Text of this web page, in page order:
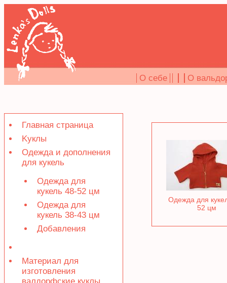
O себе О
Главная страница
Kуклы
Одежда и дополнения
для кукель
Oдежда для
кукель 48-52 цм
Oдежда для
кукель 38-43 цм
Добавления
Материал для
изготовления
Oдежда для
52 цм